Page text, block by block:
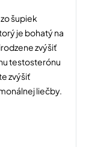
šupiek
je bohatý na
zvýšiť
testosterónu
zvýšiť
liečby.